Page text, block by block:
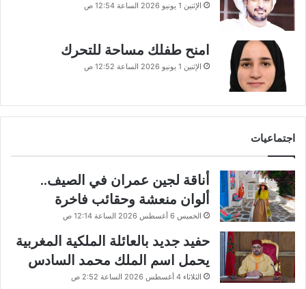
الإثنين 1 يونيو 2026 الساعة 12:54 ص
امنح طفلك مساحة للتحرك
الإثنين 1 يونيو 2026 الساعة 12:52 ص
اجتماعيات
أناقة لجين عمران في الصيف..
ألوان منعشة وحقائب فاخرة
الخميس 6 أغسطس 2026 الساعة 12:14 ص
حفيد جديد بالعائلة الملكية المغربية
يحمل اسم الملك محمد السادس
الثلاثاء 4 أغسطس 2026 الساعة 2:52 ص